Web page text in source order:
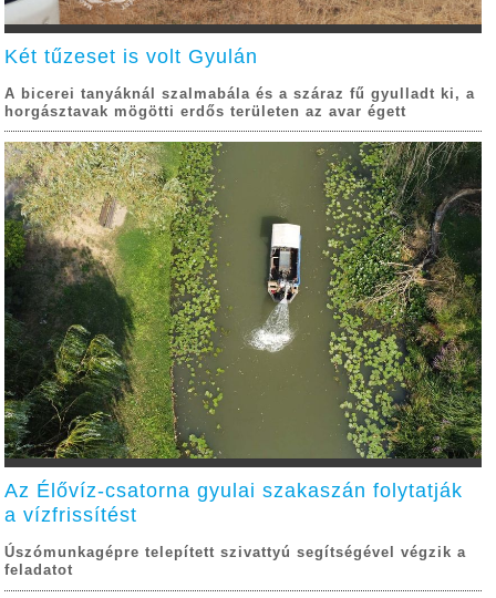
Két tűzeset is volt Gyulán
A bicerei tanyáknál szalmabála és a száraz fű gyulladt ki, a
horgásztavak mögötti erdős területen az avar égett
Az Élővíz-csatorna gyulai szakaszán folytatják
a vízfrissítést
Úszómunkagépre telepített szivattyú segítségével végzik a
feladatot